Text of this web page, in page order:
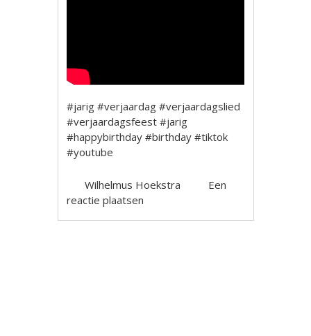
#jarig #verjaardag #verjaardagslied
#verjaardagsfeest #jarig
#happybirthday #birthday #tiktok
#youtube
Wilhelmus Hoekstra
Een
reactie plaatsen